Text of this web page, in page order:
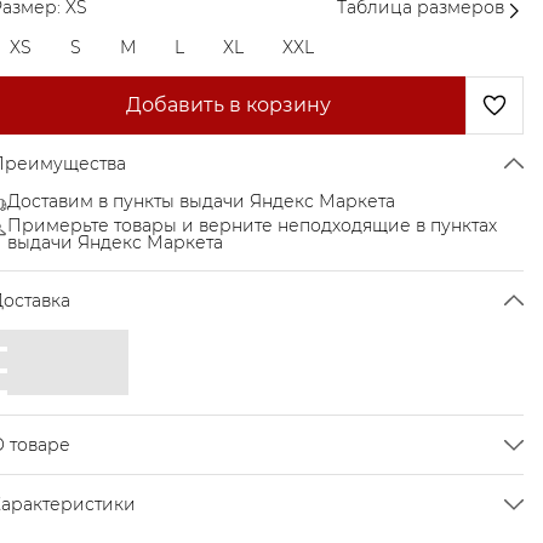
XS
Таблица размеров
XS
S M L XL XXL
Добавить в корзину
Доставим в пункты выдачи Яндекс Маркета
Примерьте товары и верните неподходящие в пунктах
выдачи Яндекс Маркета
товаре
посадка по фигуре.